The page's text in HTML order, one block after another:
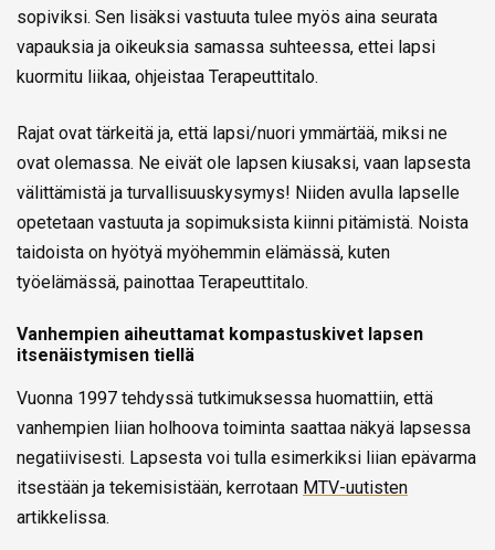
sopiviksi. Sen lisäksi vastuuta tulee myös aina seurata
vapauksia ja oikeuksia samassa suhteessa, ettei lapsi
kuormitu liikaa, ohjeistaa Terapeuttitalo.
Rajat ovat tärkeitä ja, että lapsi/nuori ymmärtää, miksi ne
ovat olemassa. Ne eivät ole lapsen kiusaksi, vaan lapsesta
välittämistä ja turvallisuuskysymys! Niiden avulla lapselle
opetetaan vastuuta ja sopimuksista kiinni pitämistä. Noista
taidoista on hyötyä myöhemmin elämässä, kuten
työelämässä, painottaa Terapeuttitalo.
Vanhempien aiheuttamat kompastuskivet lapsen
itsenäistymisen tiellä
Vuonna 1997 tehdyssä tutkimuksessa huomattiin, että
vanhempien liian holhoova toiminta saattaa näkyä lapsessa
negatiivisesti. Lapsesta voi tulla esimerkiksi liian epävarma
itsestään ja tekemisistään, kerrotaan MTV-uutisten
artikkelissa.